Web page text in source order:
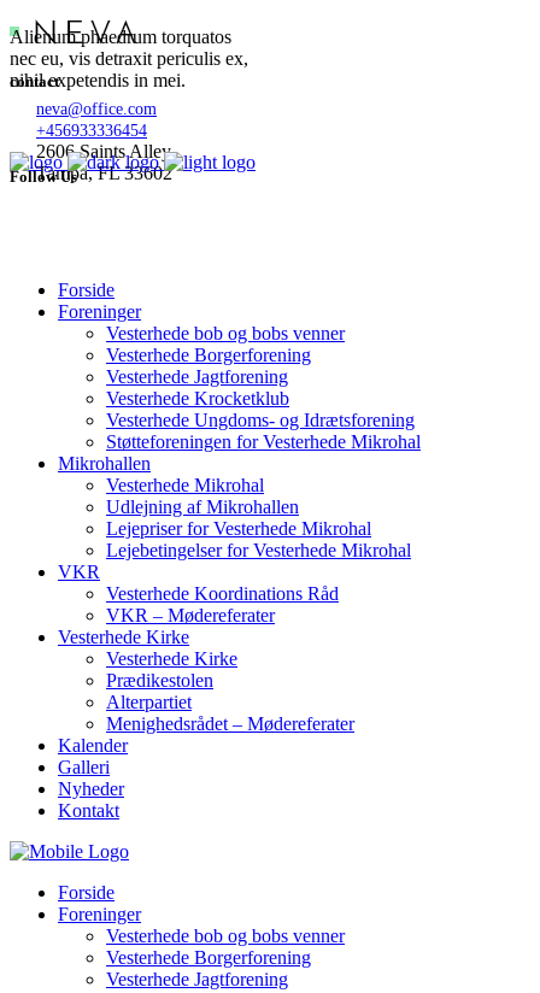
Alienum phaedrum torquatos
nec eu, vis detraxit periculis ex,
nihil expetendis in mei.
contact
neva@office.com
+456933336454
2606 Saints Alley
Tampa, FL 33602
Follow Us
Forside
Foreninger
Vesterhede bob og bobs venner
Vesterhede Borgerforening
Vesterhede Jagtforening
Vesterhede Krocketklub
Vesterhede Ungdoms- og Idrætsforening
Støtteforeningen for Vesterhede Mikrohal
Mikrohallen
Vesterhede Mikrohal
Udlejning af Mikrohallen
Lejepriser for Vesterhede Mikrohal
Lejebetingelser for Vesterhede Mikrohal
VKR
Vesterhede Koordinations Råd
VKR – Mødereferater
Vesterhede Kirke
Vesterhede Kirke
Prædikestolen
Alterpartiet
Menighedsrådet – Mødereferater
Kalender
Galleri
Nyheder
Kontakt
Forside
Foreninger
Vesterhede bob og bobs venner
Vesterhede Borgerforening
Vesterhede Jagtforening